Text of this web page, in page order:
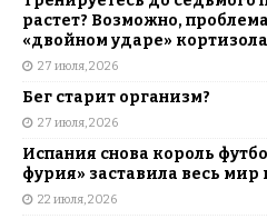
растет? Возможно,
«двойном ударе» кортизола
27 июля, 2026
Бег старит организм?
27 июля, 2026
Испания снова король
фурия» заставила весь мир
22 июля, 2026